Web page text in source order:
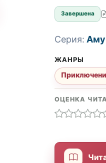
Завершена
Серия:
ЖАНРЫ
ОЦЕНКА